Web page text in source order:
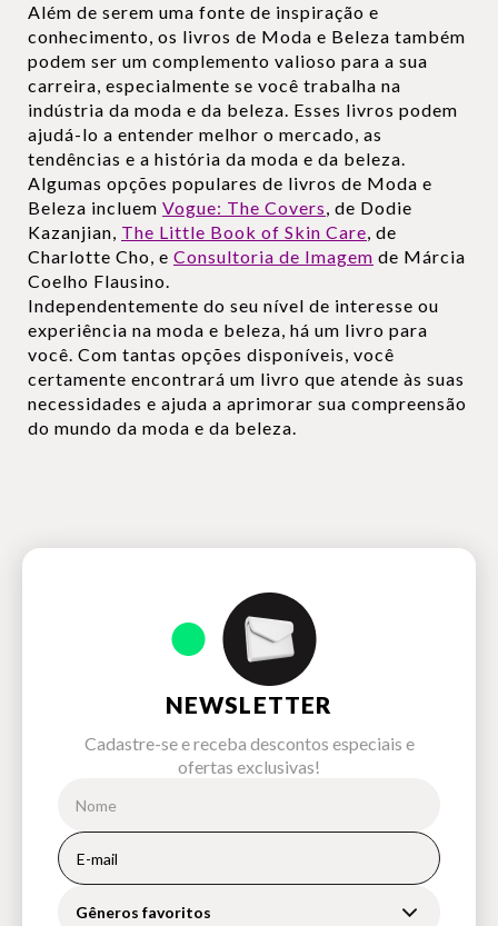
Além de serem uma fonte de inspiração e
conhecimento, os livros de Moda e Beleza também
podem ser um complemento valioso para a sua
carreira, especialmente se você trabalha na
indústria da moda e da beleza. Esses livros podem
ajudá-lo a entender melhor o mercado, as
tendências e a história da moda e da beleza.
Algumas opções populares de livros de Moda e
Beleza incluem Vogue: The Covers, de Dodie
Kazanjian, The Little Book of Skin Care, de
Charlotte Cho, e Consultoria de Imagem de Márcia
Coelho Flausino.
Independentemente do seu nível de interesse ou
experiência na moda e beleza, há um livro para
você. Com tantas opções disponíveis, você
certamente encontrará um livro que atende às suas
necessidades e ajuda a aprimorar sua compreensão
do mundo da moda e da beleza.
NEWSLETTER
Cadastre-se e receba descontos especiais e
ofertas exclusivas!
Gêneros favoritos